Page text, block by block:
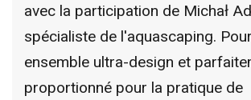
avec la participation de Michał
spécialiste de l'aquascaping.
ensemble ultra-design et
proportionné pour la pratique de